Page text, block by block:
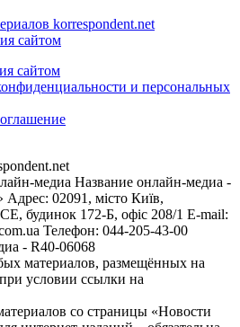
korrespondent.net
сайтом
сайтом
и персональных
медиа Название онлайн-медиа -
Адрес: 02091, місто Київ,
172-Б, офіс 208/1 E-mail:
Телефон: 044-205-43-00
- R40-06068
материалов, размещённых на
условии ссылки на
со страницы «Новости